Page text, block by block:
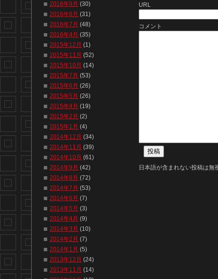
URL
コメント
日本語が含まれない投稿は無
2016年9月 (30)
2016年8月 (31)
2016年7月 (48)
2016年4月 (35)
2015年12月 (1)
2015年11月 (52)
2015年10月 (14)
2015年7月 (53)
2015年6月 (26)
2015年5月 (26)
2015年4月 (19)
2015年2月 (2)
2015年1月 (4)
2014年12月 (34)
2014年11月 (39)
2014年10月 (61)
2014年9月 (42)
2014年8月 (72)
2014年7月 (53)
2014年6月 (7)
2014年5月 (3)
2014年4月 (9)
2014年3月 (10)
2014年2月 (7)
2014年1月 (5)
2013年12月 (24)
2013年11月 (14)